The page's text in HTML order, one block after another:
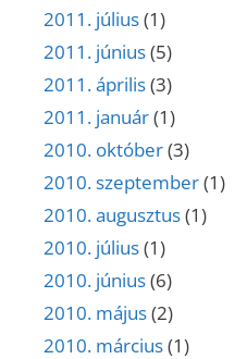
2011. július(1)
2011. június(5)
2011. április(3)
2011. január(1)
2010. október(3)
2010. szeptember(1)
2010. augusztus(1)
2010. július(1)
2010. június(6)
2010. május(2)
2010. március(1)